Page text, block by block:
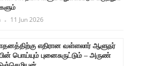
11 Jun 2026
எதிரான வள்ளலார் ஆளுநர்
புனைசுருட்டும் – அருண்